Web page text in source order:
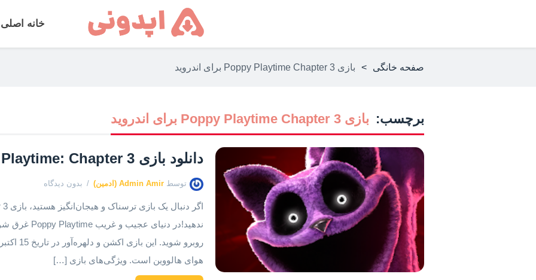
خانه اصلی
صفحه خانگی > بازی Poppy Playtime Chapter 3 برای اندروید
برچسب: بازی Poppy Playtime Chapter 3 برای اندروید
دانلود بازی Poppy Playtime: Chapter 3 نسخه جدید ۲۰۲۴
توسط Admin Amir (ادمین) بدون دیدگاه
روبرو
هوای هالووین است. ویژگی‌های بازی […]